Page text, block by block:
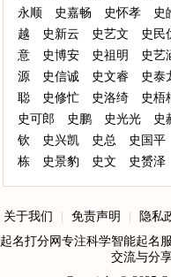
永顺
史嘉畅 史怀孝 史
越
史新云 史艺文 史民
意
史博安 史祖明 史艺
源
史信诚 史文睿 史泰
聪
史修忙 史洛绮 史梧
史可郎
史鹏 史光光 史
钦
史兴凯 史总 史国平
栋
史景豹 史文 史赟泽
关于我们 免责声明 隐私
起名打分网专注科学智能起名
交流与分